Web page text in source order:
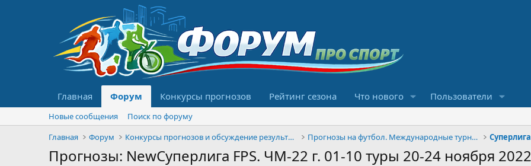
Главная Форум Конкурсы прогнозов Рейтинг сезона Что нового Пользователи
Новые сообщения
Поиск по форуму
Главная
Форум Конкурсы прогнозов и обсуждение результатов Прогнозы на футбол. Международные турниры Суперлига
Прогнозы: NewСуперлига FPS. ЧМ-22 г. 01-10 туры 20-24 ноября 2022